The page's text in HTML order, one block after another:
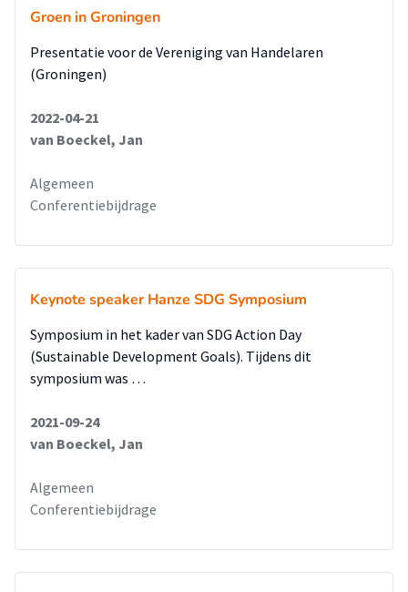
Groen in Groningen
Presentatie voor de Vereniging van Handelaren
(Groningen)
2022-04-21
van Boeckel, Jan
Algemeen
Conferentiebijdrage
Keynote speaker Hanze SDG Symposium
Symposium in het kader van SDG Action Day
(Sustainable Development Goals). Tijdens dit
symposium was …
2021-09-24
van Boeckel, Jan
Algemeen
Conferentiebijdrage